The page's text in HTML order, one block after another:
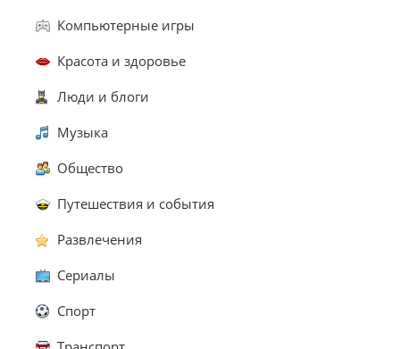
Компьютерные игры
Красота и здоровье
Люди и блоги
Музыка
Общество
Путешествия и события
Развлечения
Сериалы
Спорт